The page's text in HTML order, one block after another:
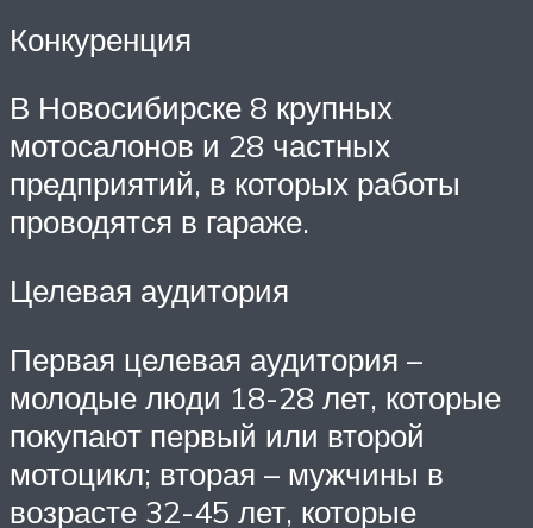
Конкуренция
В Новосибирске 8 крупных
мотосалонов и 28 частных
предприятий, в которых работы
проводятся в гараже.
Целевая аудитория
Первая целевая аудитория –
молодые люди 18-28 лет, которые
покупают первый или второй
мотоцикл; вторая – мужчины в
возрасте 32-45 лет, которые